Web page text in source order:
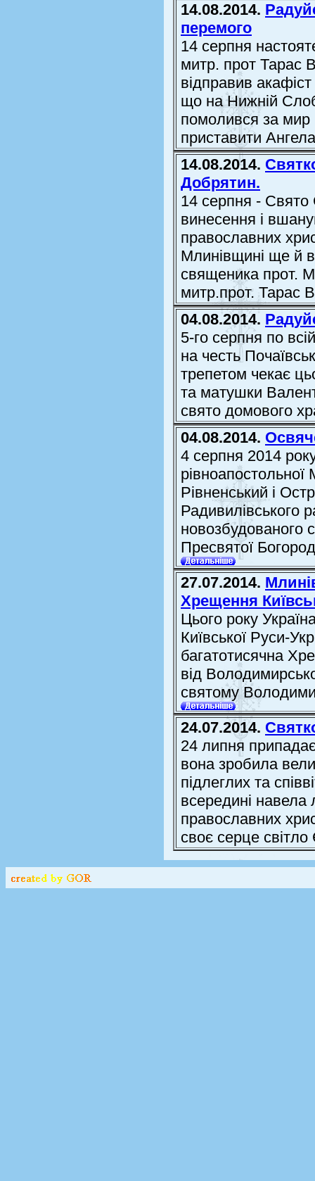
14.08.2014.
перемого
14 серпня
митр. прот Тарас
відправив
що на Нижній
помолився за мир
приставити
14.08.2014.
Добрятин.
14 серпня - Свято
винесення і
православних
Млинівщині ще й
священика прот.
митр.прот. Тарас
04.08.2014.
5-го серпня по
на честь
трепетом чекає
та матушки
свято домового
04.08.2014.
4 серпня 2014
рівноапостольної
Рівненський і
Радивилівського
новозбудованого
Пресвятої
27.07.2014.
Хрещення
Цього року
Київської Руси-
багатотисячна
від
святому
24.07.2014.
24 липня
вона зробила
підлеглих та
всередині
православних
своє серце